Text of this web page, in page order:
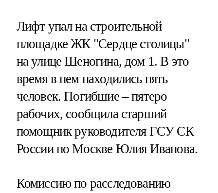
Лифт упал на строительной
площадке ЖК "Сердце столицы"
на улице Шеногина, дом 1. В это
время в нем находились пять
человек. Погибшие – пятеро
рабочих, сообщила старший
помощник руководителя ГСУ СК
России по Москве Юлия Иванова.
Комиссию по расследованию